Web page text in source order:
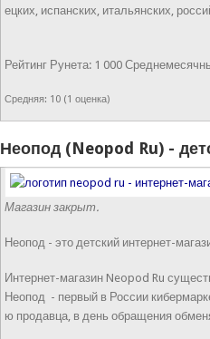
ецких, испанских, итальянских,
Рейтинг Рунета: 1 000
Средняя: 10 (1 оценка)
Неопод (Neopod Ru) -
Магазин закрыт.
Неопод - это детский интернет-
Интернет-магазин Neopod Ru
Неопод - первый в России
ю продавца, в день обращения